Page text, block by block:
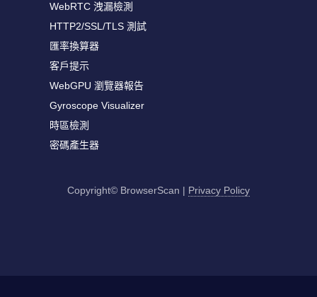
WebRTC 洩漏檢測
HTTP2/SSL/TLS 測試
匯率換算器
客戶提示
WebGPU 瀏覽器報告
Gyroscope Visualizer
時區檢測
密碼產生器
Copyright© BrowserScan | Privacy Policy